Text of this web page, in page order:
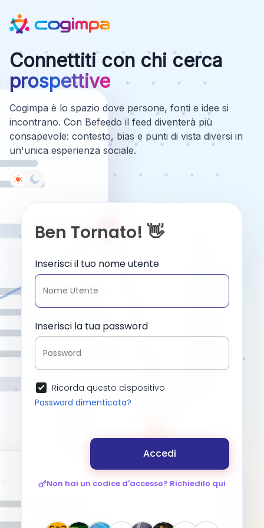
Connettiti con chi cerca
prospettive
Cogimpa è lo spazio dove persone, fonti e idee si
incontrano. Con Befeedo il feed diventerà più
consapevole: contesto, bias e punti di vista diversi in
un'unica esperienza sociale.
Ben Tornato! 👋
Inserisci il tuo nome utente
Inserisci la tua password
Ricorda questo dispositivo
Password dimenticata?
Accedi
Non hai un codice d'accesso? Richiedilo qui